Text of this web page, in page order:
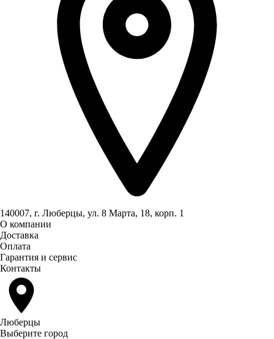
140007, г. Люберцы, ул. 8 Марта, 18, корп. 1
О компании
Доставка
Оплата
Гарантия и сервис
Контакты
Люберцы
Выберите город